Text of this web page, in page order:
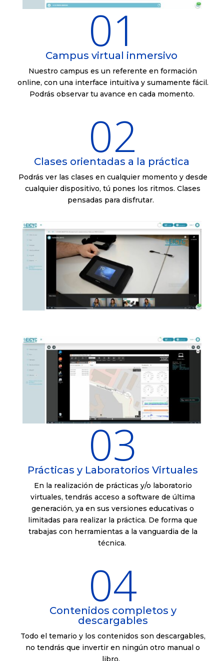
01
Campus virtual inmersivo
Nuestro campus es un referente en formación
online, con una interface intuitiva y sumamente fácil.
Podrás observar tu avance en cada momento.
02
Clases orientadas a la práctica
Podrás ver las clases en cualquier momento y desde
cualquier dispositivo, tú pones los ritmos. Clases
pensadas para disfrutar.
03
Prácticas y Laboratorios Virtuales
En la realización de prácticas y/o laboratorio
virtuales, tendrás acceso a software de última
generación, ya en sus versiones educativas o
limitadas para realizar la práctica. De forma que
trabajas con herramientas a la vanguardia de la
técnica.
04
Contenidos completos y
descargables
Todo el temario y los contenidos son descargables,
no tendrás que invertir en ningún otro manual o
libro.